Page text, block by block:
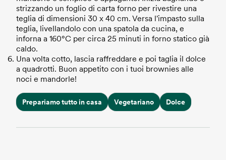
strizzando un foglio di carta forno per rivestire una
teglia di dimensioni 30 x 40 cm. Versa l'impasto sulla
teglia, livellandolo con una spatola da cucina, e
inforna a 160°C per circa 25 minuti in forno statico già
caldo.
Una volta cotto, lascia raffreddare e poi taglia il dolce
a quadrotti. Buon appetito con i tuoi brownies alle
noci e mandorle!
Prepariamo tutto in casa Vegetariano Dolce